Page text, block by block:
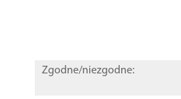
Zgodne/niezgodne: